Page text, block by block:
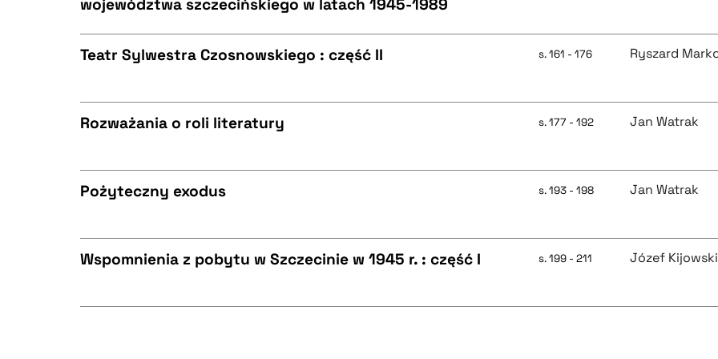
BIBTEX
BIBTEX
województwa szczecińskiego w latach 1945-1989
Teatr Sylwestra Czosnowskiego : część II s. 161 - 176 Ryszard
BIBTEX
Rozważania o roli literatury s. 177 - 192 Jan Watrak
Pożyteczny exodus s. 193 - 198 Jan Watrak
Wspomnienia z pobytu w Szczecinie w 1945 r. : część I s. 199 - 211 Józef Kijowski